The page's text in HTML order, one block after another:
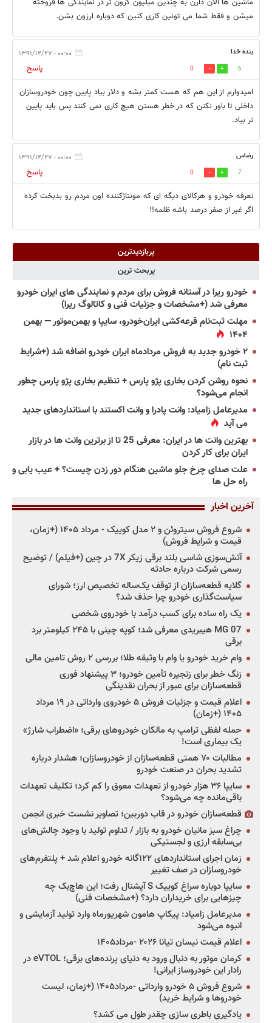
میشن و فقط شما می تونین کاری کنین که دوباره ارزون بشن.
بنده خدا ۰۰:۰۰ - ۱۳۹۱/۱۲/۲۷
6
0
پاسخ
امیدوارم از این هم که هست کمتر بشه و دلار بیاد پایین چون خودروسازان
داخلی تا باور نکنن که در خطر هستن هیچ کاری نمی کنند پس باید پایین
تر بیاد.
رضاس ۰۰:۰۰ - ۱۳۹۱/۱۲/۲۷
7
0
پاسخ
تعرفه خودرو و هرکالای دیگه ای که مونتاژکننده اون مردم رو بدبخت کرده
اگر غیر از صفر درصد باشه ظلمه!!
پربازدیدترین
پربحث ترین
خودرو ریرا در آستانه فروش برای مردم و نمایندگی های ایران خودرو
معرفی شد (+مشخصات و جزئیات فنی و کاتالوگ ریرا)
مهلت ثبت‌نام قرعه‌کشی ایران‌خودرو، سایپا و بهمن‌موتور — بهمن
۱۴۰۴
۲ خودرو جدید به فروش مردادماه ایران خودرو اضافه شد (+شرایط
ثبت نام)
نحوه روشن کردن بخاری پژو پارس + تنظیم بخاری پژو پارس چطور
انجام می‌شود؟
مدیرعامل زامیاد: وانت پادرا و وانت اکستند با استانداردهای جدید
می آید
بهترین وانت ها در ایران: معرفی 25 تا از برترین وانت ها در بازار
ایران برای کار کردن
علت صدای چرخ جلو ماشین هنگام دور زدن چیست؟ + عیب یابی و
راه حل ها
آخرین اخبار
شروع فروش سیتروئن و ۲ مدل کوییک - مرداد ۱۴۰۵ (+زمان،
قیمت و شرایط فروش)
آتش‌سوزی شاسی بلند برقی زیکر 7X در چین (+فیلم) / توضیح
رسمی شرکت درباره حادثه
گلایه قطعه‌سازان از توقف یک‌ساله تخصیص ارز؛ شورای
سیاست‌گذاری خودرو چرا حذف شد؟
یک راه ساده برای کسب درآمد با خودروی شخصی
MG 07 هیبریدی معرفی شد؛ کوپه چینی با ۲۴۵ کیلومتر برد
برقی
وام خرید خودرو یا وام با وثیقه طلا؛ بررسی ۲ روش تامین مالی
زنگ خطر برای زنجیره تأمین خودرو؛ ۳ پیشنهاد فوری
قطعه‌سازان برای عبور از بحران نقدینگی
اعلام قیمت و جزئیات فروش ۵ خودروی وارداتی در ۱۹ مرداد
۱۴۰۵ (+زمان)
حمله لفظی ترامپ به مالکان خودروهای برقی؛ «اضطراب شارژ»
یک بیماری است!
مطالبات ۷۰ همتی قطعه‌سازان از خودروسازان؛ هشدار درباره
تشدید بحران در صنعت خودرو
سایپا ۳۶ هزار خودرو از تعهدات معوق را کم کرد؛ تکلیف تعهدات
باقی‌مانده چه می‌شود؟
قطعه‌سازان خودرو در قاب دوربین؛ تصاویر نشست خبری انجمن
چراغ سبز مانیان خودرو به بازار / تداوم تولید با وجود چالش‌های
بی‌سابقه ارزی و لجستیکی
زمان اجرای استانداردهای ۱۲۲گانه خودرو اعلام شد + پلتفرم‌های
خودروسازان در صف تغییر
سایپا دوباره سراغ کوییک S آپشنال رفت؛ این هاچ‌بک چه
چیزهایی برای خریداران دارد؟ (+مشخصات فنی)
مدیرعامل زامیاد: پیکاپ هامون شهریورماه وارد تولید آزمایشی و
انبوه می‌شود
اعلام قیمت نیسان تیانا ۲۰۲۶ -مرداد۱۴۰۵
کرمان موتور به دنبال ورود به دنیای پرنده‌های برقی؛ eVTOL در
رادار این خودروساز ایرانی!
شروع فروش ۵ خودرو وارداتی -مرداد۱۴۰۵ (+زمان، لیست
خودروها و شرایط خرید)
یادگیری باطری سازی چقدر طول می کشد؟